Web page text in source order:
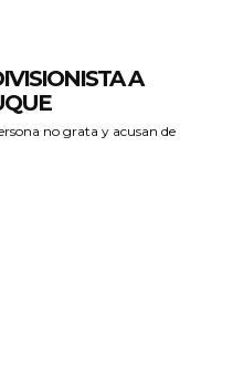
A
no grata y acusan de